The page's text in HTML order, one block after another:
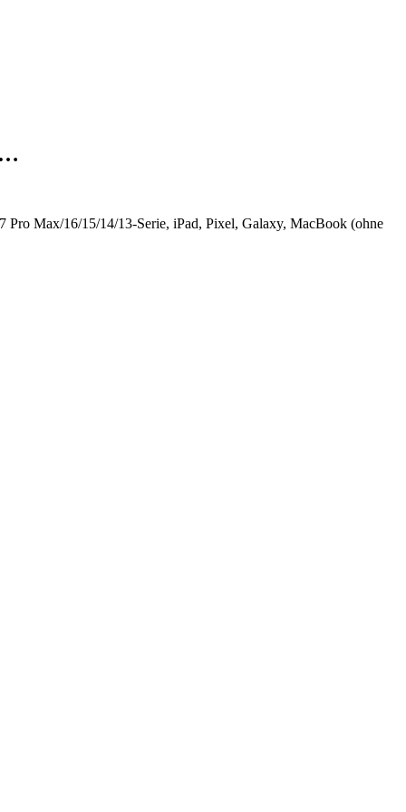
Max/16/15/14/13-Serie, iPad, Pixel, Galaxy, MacBook (ohne